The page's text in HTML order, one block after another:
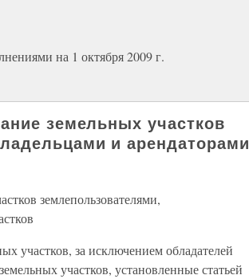
на 1 октября 2009 г.
земельных участков
и арендаторами
землепользователями,
участков, за исключением обладателей
участков, установленные статьей